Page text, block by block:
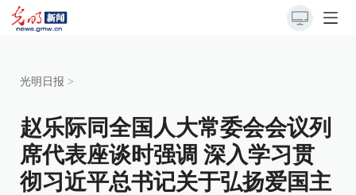
光明日报 >
赵乐际同全国人大常委会会议列
席代表座谈时强调 深入学习贯
彻习近平总书记关于弘扬爱国主